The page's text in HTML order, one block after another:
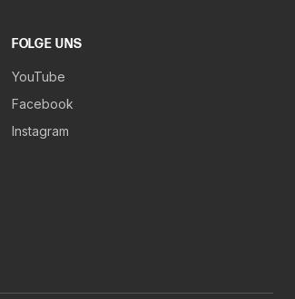
FOLGE UNS
YouTube
Facebook
Instagram